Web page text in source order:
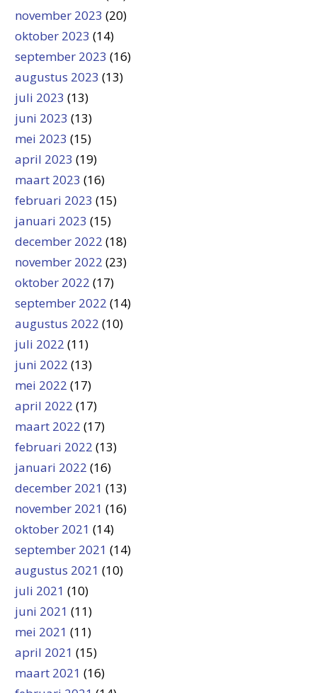
november 2023 (20)
oktober 2023 (14)
september 2023 (16)
augustus 2023 (13)
juli 2023 (13)
juni 2023 (13)
mei 2023 (15)
april 2023 (19)
maart 2023 (16)
februari 2023 (15)
januari 2023 (15)
december 2022 (18)
november 2022 (23)
oktober 2022 (17)
september 2022 (14)
augustus 2022 (10)
juli 2022 (11)
juni 2022 (13)
mei 2022 (17)
april 2022 (17)
maart 2022 (17)
februari 2022 (13)
januari 2022 (16)
december 2021 (13)
november 2021 (16)
oktober 2021 (14)
september 2021 (14)
augustus 2021 (10)
juli 2021 (10)
juni 2021 (11)
mei 2021 (11)
april 2021 (15)
maart 2021 (16)